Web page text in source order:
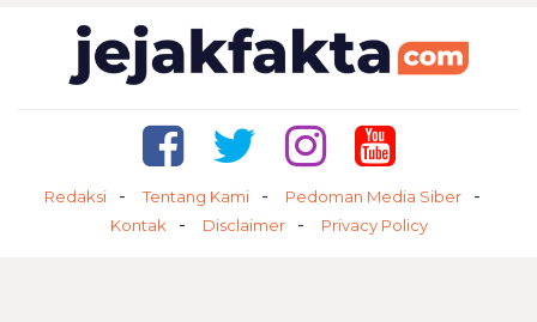
Redaksi Tentang Kami
Pedoman Media Siber
Kontak
Disclaimer Privacy Policy